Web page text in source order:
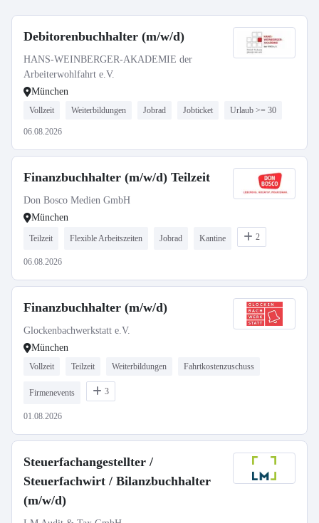
Debitorenbuchhalter (m/w/d)
HANS-WEINBERGER-AKADEMIE der
Arbeiterwohlfahrt e.V.
München
Vollzeit Weiterbildungen Jobrad Jobticket Urlaub >= 30
06.08.2026
Finanzbuchhalter (m/w/d) Teilzeit
Don Bosco Medien GmbH
München
Teilzeit Flexible Arbeitszeiten Jobrad Kantine 2
06.08.2026
Finanzbuchhalter (m/w/d)
Glockenbachwerkstatt e.V.
München
Vollzeit Teilzeit Weiterbildungen Fahrtkostenzuschuss
Firmenevents 3
01.08.2026
Steuerfachangestellter /
Steuerfachwirt / Bilanzbuchhalter
(m/w/d)